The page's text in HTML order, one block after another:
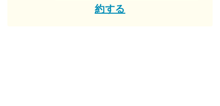
約する